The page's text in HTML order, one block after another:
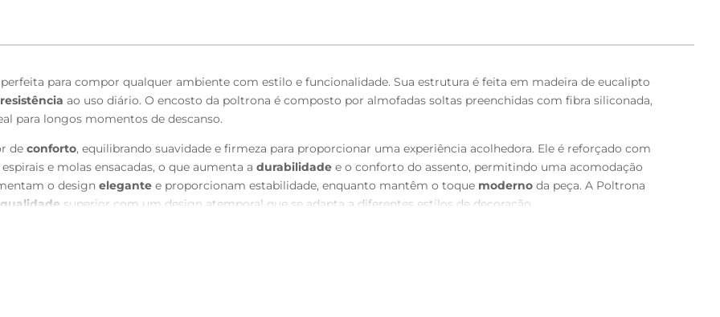
para compor qualquer ambiente com estilo e funcionalidade. Sua estrutura é feita em madeira de eucalipto
resistência ao uso diário. O encosto da poltrona é composto por almofadas soltas preenchidas com fibra siliconada,
para longos momentos de descanso.
de conforto, equilibrando suavidade e firmeza para proporcionar uma experiência acolhedora. Ele é reforçado com
e molas ensacadas, o que aumenta a durabilidade e o conforto do assento, permitindo uma acomodação
o design elegante e proporcionam estabilidade, enquanto mantêm o toque moderno da peça. A Poltrona
qualidade superior com um design atemporal que se adapta a diferentes estilos de decoração.